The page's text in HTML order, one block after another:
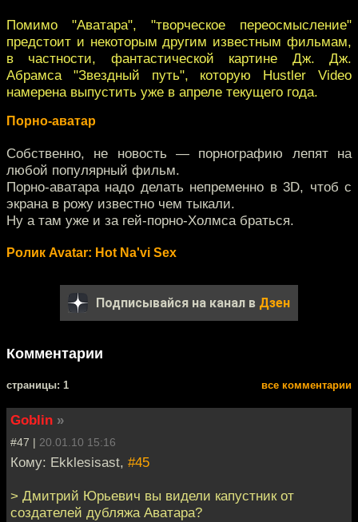
Помимо "Аватара", "творческое переосмысление"
предстоит и некоторым другим известным фильмам,
в частности, фантастической картине Дж. Дж.
Абрамса "Звездный путь", которую Hustler Video
намерена выпустить уже в апреле текущего года.
Порно-аватар
Собственно, не новость — порнографию лепят на
любой популярный фильм.
Порно-аватара надо делать непременно в 3D, чтоб с
экрана в рожу известно чем тыкали.
Ну а там уже и за гей-порно-Холмса браться.
Ролик Avatar: Hot Na'vi Sex
Подписывайся на канал в Дзен
Комментарии
cтраницы: 1 все комментарии
Goblin »
#47 | 20.01.10 15:16
Кому: Ekklesisast, #45
> Дмитрий Юрьевич вы видели капустник от
создателей дубляжа Аватара?